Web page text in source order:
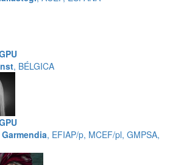
, BÉLGICA
, EFIAP/p, MCEF/pl, GMPSA,